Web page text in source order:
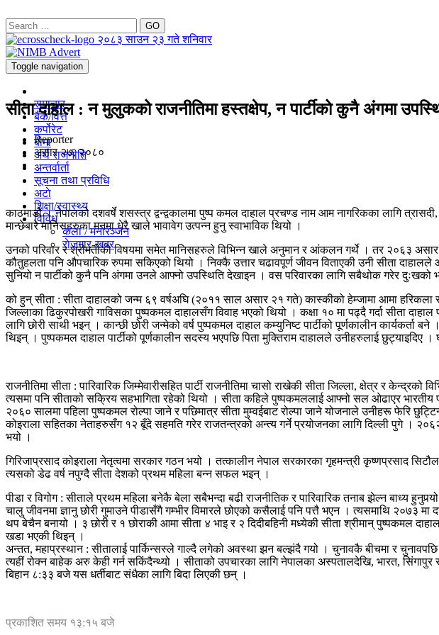
GO
२०८३ साउन २३ गते शनिवार
Toggle navigation
समाचार
बैंक/वित्त
कर्पोरेट
बीमा
अर्थ राजनीति
अन्तर्वार्ता
सूचना तथा प्रविधि
अटाे
शिक्षा/स्वास्थ्य
विविध
कला / मनाेरञ्जन
राेजगार-खबर
सीता दाहाल : न मुलुकको राजनीतिमा हस्तक्षेप, न पार्टीको कुनै अंगमा
Reporter
असार २७, २०८०
काठमाडौं । नेपालको दशवर्षे शसस्त्र द्वन्द्वकालमा पुष्प कमल दाहाल प्रचण्ड नाम आम नागरिकका लागि
मान्छेबारे मानिसहरुका मनमा धेरै खाले भावावेग उत्पन्न हुनु स्वाभाविक थियो ।
उनको परिवार र श्रीमतीको विषयमा समेत मानिसहरुले विभिन्न खाले अनुमान र आंकलन गर्थे । तर २०६३
कौतुहलता पनि औपचारिक रुपमा सकिएको थियो । निक्कै उत्तार चढावपूर्ण जीवन विताएकी उनी सीता
सुनियो न पार्टीको कुनै पनि अंगमा उनले आफ्नो उपस्थिति देखाइन । वस परिवारका लागि सबैथोक गरेर दुःखको
को हुन् सीता : सीता दाहालको जन्म ६९ वर्षअघि (२०११ साल असार २१ गते) कास्कीको हेम्जामा आमा
जिल्लाका ढिकुरपोखरी गाविसका पुष्पकमल दाहालसँग विवाह भएको थियो । कक्षा १० मा पढ्दै गर्दा सीता
लागि छोरी साथी भइन् । कान्छी छोरी जन्मेको वर्ष पुष्पकमल दाहाल कम्युनिष्ट पार्टीको पूर्णकालीन
थिइन् । पुष्पकमल दाहाल पार्टीको पूर्णकालीन सदस्य भएपछि पिता मुक्तिराम दाहालले उनीहरुलाई छुट्याइदिए
राजनीतिमा सीता : पारिवारिक जिम्मेवारीसहित पार्टी राजनीतिमा चासो राखेकी सीता जिल्ला, क्षेत्र र
त्यसमा पनि सीताको सक्रिय सहभागिता रहेको थियो । सीता कहिले पुष्पकमललाई आफ्नो सल ओढाएर भारतीय
२०६० सालमा पहिला पुष्पकमल रोल्पा जाने र पछिमात्र सीता मुम्वईबाट रोल्पा जाने योजनाले उनीहरू फेरि
कोइराला सहितका नेताहरुसँग १२ बूँदे सहमति गरेर राजतन्त्रको अन्त्य गर्ने प्रयोजनका लागि दिल्ली पुगे ।
भयो ।
गिरिजाप्रसाद कोइराला नेतृत्वमा सरकार गठन भयो । तत्कालीन नेपाल सरकारका गृहमन्त्री कृष्णप्रसाद
त्यसको डेढ वर्ष नपुग्दै सीता देशको प्रथम महिला बन्न सफल भइन् ।
पीडा र विगोग : सीताले प्रथम महिला बनेकै बेला सबैभन्दा बढी राजनीतिक र पारिवारिक तनाब झेल्न बाध्य
चालु जीवनमा ज्ञानु छोरी गुमाउने पीडासँगै गम्भीर विमारले छोएको कसैलाई पनि पत्तै भएन । त्यसमाथि २०७३
थप बेचैन बनायो । ३ छोरी र १ छोराकी आमा सीता ४ भाइ र २ दिदीबहिनी मध्येकी सीता श्रीमान् पुष्पकमल
खडा भएकी थिइन् ।
अन्तत, महाप्रस्थान : सीतालाई पार्किन्सस्ले गाल्दै लगेको अवस्था झन बल्झंदै गयो । चुनावकै बीचमा र
त्यहीं रोक्न बाहेक अरु केही गर्न सकिंदैन्थ्यो । सीताको उपचारका लागि नेपालका अस्पतालदेखि, भारत,
बिहान ८:३३ बजे यस धर्तीबाट संधैका लागि बिदा लिएकी छन् ।
प्रकाशित समय १३:१५ बजे